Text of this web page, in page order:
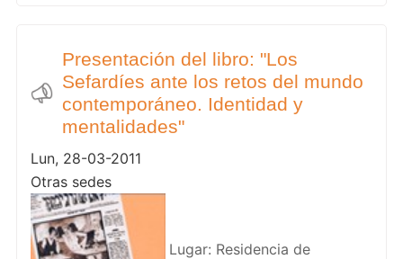
Presentación del libro: "Los
Sefardíes ante los retos del mundo
contemporáneo. Identidad y
mentalidades"
Lun, 28-03-2011
Otras sedes
Lugar: Residencia de